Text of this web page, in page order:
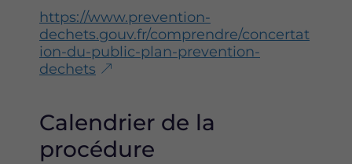
https://www.prevention-
dechets.gouv.fr/comprendre/concertat
ion-du-public-plan-prevention-
dechets
Calendrier de la
procédure